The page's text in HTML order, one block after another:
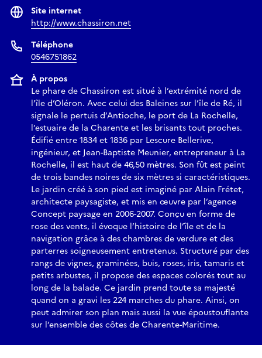
Site internet
http://www.chassiron.net
Téléphone
0546751862
À propos
Le phare de Chassiron est situé à l’extrémité nord de
l’île d’Oléron. Avec celui des Baleines sur l’île de Ré, il
signale le pertuis d’Antioche, le port de La Rochelle,
l’estuaire de la Charente et les brisants tout proches.
Édifié entre 1834 et 1836 par Lescure Bellerive,
ingénieur, et Jean-Baptiste Meunier, entrepreneur à La
Rochelle, il est haut de 46,50 mètres. Son fût est peint
de trois bandes noires de six mètres si caractéristiques.
Le jardin créé à son pied est imaginé par Alain Frétet,
architecte paysagiste, et mis en œuvre par l’agence
Concept paysage en 2006-2007. Conçu en forme de
rose des vents, il évoque l’histoire de l’île et de la
navigation grâce à des chambres de verdure et des
parterres soigneusement entretenus. Structuré par des
rangs de vignes, graminées, buis, roses, iris, tamaris et
petits arbustes, il propose des espaces colorés tout au
long de la balade. Ce jardin prend toute sa majesté
quand on a gravi les 224 marches du phare. Ainsi, on
peut admirer son plan mais aussi la vue époustouflante
sur l’ensemble des côtes de Charente-Maritime.